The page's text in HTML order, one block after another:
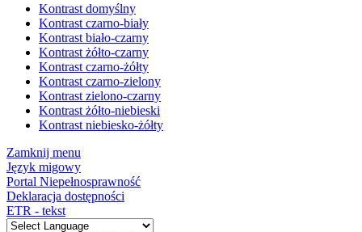
Kontrast domyślny
Kontrast czarno-biały
Kontrast biało-czarny
Kontrast żółto-czarny
Kontrast czarno-żółty
Kontrast czarno-zielony
Kontrast zielono-czarny
Kontrast żółto-niebieski
Kontrast niebiesko-żółty
Zamknij menu
Język migowy
Portal Niepełnosprawność
Deklaracja dostępności
ETR - tekst